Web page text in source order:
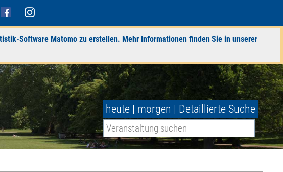
Software Matomo zu erstellen. Mehr Informationen finden Sie in unserer
heute | morgen | Detaillierte Suche